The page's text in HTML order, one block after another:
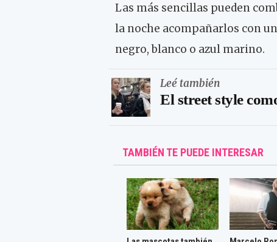
Las más sencillas pueden
la noche acompañarlos con
negro, blanco o azul marino.
Leé también
El street style
TAMBIÉN TE PUEDE INTERESAR